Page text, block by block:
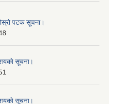
पटक सूचना।
सूचना।
सूचना।